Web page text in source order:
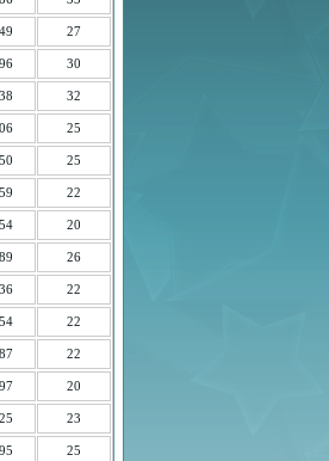
27
30
32
25
25
22
20
26
22
22
22
20
23
25